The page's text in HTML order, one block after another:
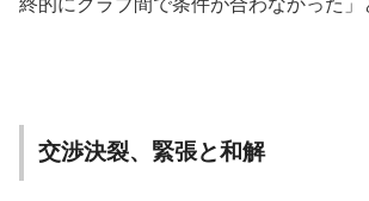
終的にクラブ間で条件が合わなかった」
交渉決裂、緊張と和解